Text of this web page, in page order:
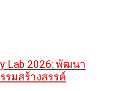
Lab 2026: พัฒนา
มสร้างสรรค์